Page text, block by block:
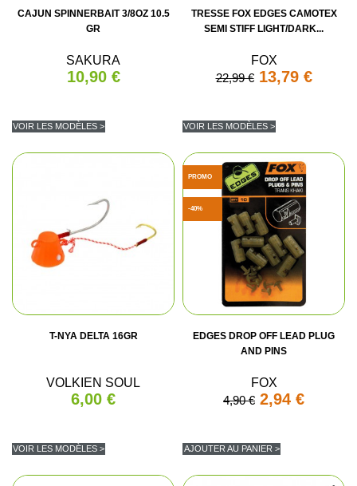
CAJUN SPINNERBAIT 3/8OZ 10.5
GR
SAKURA
10,90 €
VOIR LES MODÈLES >
TRESSE FOX EDGES CAMOTEX
SEMI STIFF LIGHT/DARK...
FOX
22,99 € 13,79 €
VOIR LES MODÈLES >
T-NYA DELTA 16GR
VOLKIEN SOUL
6,00 €
VOIR LES MODÈLES >
EDGES DROP OFF LEAD PLUG
AND PINS
FOX
4,90 € 2,94 €
AJOUTER AU PANIER >
PROMO
-40%